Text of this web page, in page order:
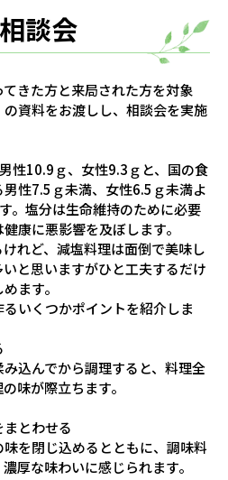
談会
きた方と来局された方を対象
資料をお渡しし、相談会を実施
性10.9ｇ、女性9.3ｇと、国の食
性7.5ｇ未満、女性6.5ｇ未満よ
。塩分は生命維持のために必要
康に悪影響を及ぼします。
れど、減塩料理は面倒で美味し
と思いますがひと工夫するだけ
ます。
いくつかポイントを紹介しま
込んでから調理すると、料理全
味が際立ちます。
とわせる
を閉じ込めるとともに、調味料
厚な味わいに感じられます。